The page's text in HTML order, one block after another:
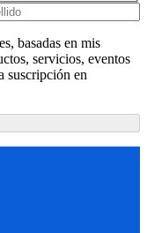
basadas en mis
servicios, eventos
suscripción en